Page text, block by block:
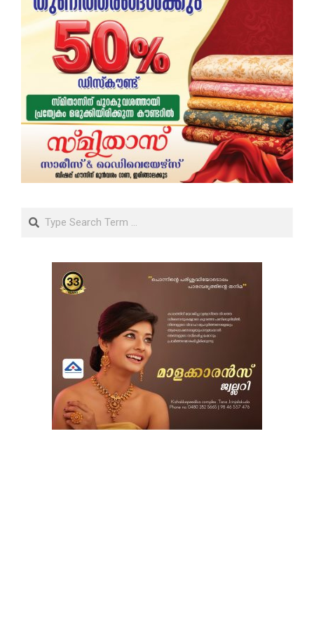
Search